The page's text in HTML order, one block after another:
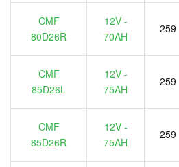
CMF
80D26R
12V -
70AH
259
CMF
85D26L
12V -
75AH
259
CMF
85D26R
12V -
75AH
259